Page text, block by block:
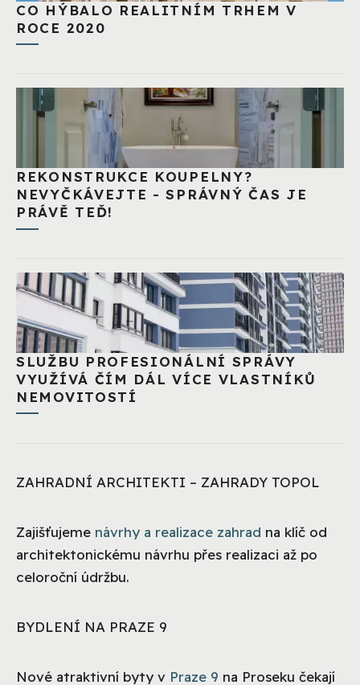
CO HÝBALO REALITNÍM TRHEM V
ROCE 2020
REKONSTRUKCE KOUPELNY?
NEVYČKÁVEJTE - SPRÁVNÝ ČAS JE
PRÁVĚ TEĎ!
SLUŽBU PROFESIONÁLNÍ SPRÁVY
VYUŽÍVÁ ČÍM DÁL VÍCE VLASTNÍKŮ
NEMOVITOSTÍ
ZAHRADNÍ ARCHITEKTI – ZAHRADY TOPOL
Zajišťujeme návrhy a realizace zahrad na klíč od
architektonickému návrhu přes realizaci až po
celoroční údržbu.
BYDLENÍ NA PRAZE 9
Nové atraktivní byty v Praze 9 na Proseku čekají